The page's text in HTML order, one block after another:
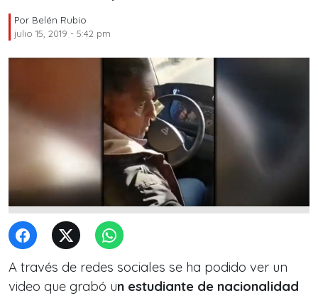
Por Belén Rubio
julio 15, 2019 - 5:42 pm
A través de redes sociales se ha podido ver un
video que grabó un estudiante de nacionalidad